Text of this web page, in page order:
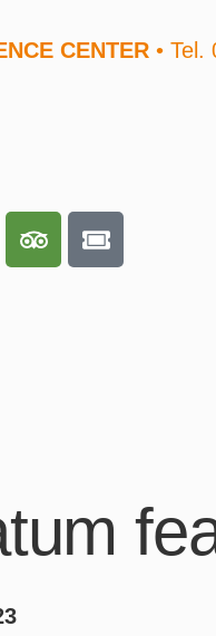
CENTER • Tel.